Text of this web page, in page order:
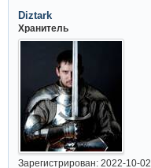
Diztark
Хранитель
Зарегистрирован: 2022-10-02